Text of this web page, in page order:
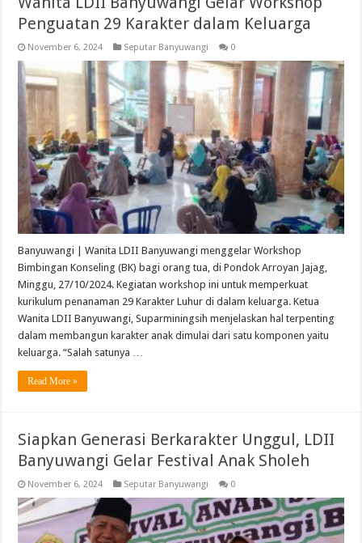
Penguatan 29 Karakter dalam Keluarga
November 6, 2024 Seputar Banyuwangi 0
Banyuwangi | Wanita LDII Banyuwangi menggelar Workshop
Bimbingan Konseling (BK) bagi orang tua, di Pondok Arroyan Jajag,
Minggu, 27/10/2024. Kegiatan workshop ini untuk memperkuat
kurikulum penanaman 29 Karakter Luhur di dalam keluarga. Ketua
Wanita LDII Banyuwangi, Suparminingsih menjelaskan hal terpenting
dalam membangun karakter anak dimulai dari satu komponen yaitu
keluarga. “Salah satunya …
Read More »
Siapkan Generasi Berkarakter Unggul, LDII
Banyuwangi Gelar Festival Anak Sholeh
November 6, 2024 Seputar Banyuwangi 0